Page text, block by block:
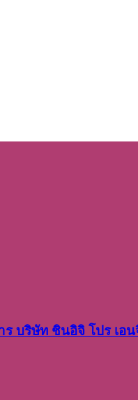
บริษัท​ ชินอิจิ​ โปร​ เอ